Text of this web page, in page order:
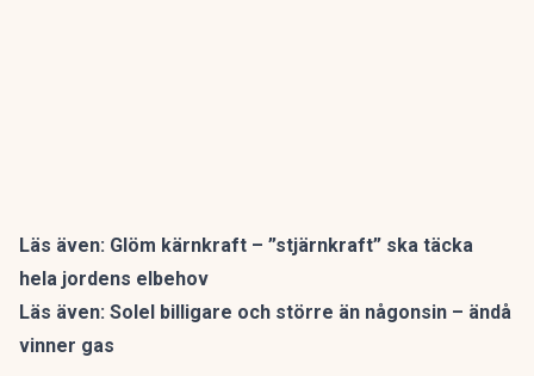
Läs även: Glöm kärnkraft – ”stjärnkraft” ska täcka
hela jordens elbehov
Läs även: Solel billigare och större än någonsin – ändå
vinner gas